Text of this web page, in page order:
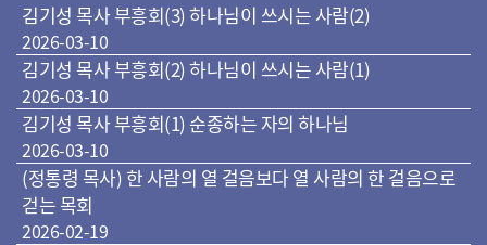
김기성 목사 부흥회(3) 하나님이 쓰시는 사람(2)
2026-03-10
김기성 목사 부흥회(2) 하나님이 쓰시는 사람(1)
2026-03-10
김기성 목사 부흥회(1) 순종하는 자의 하나님
2026-03-10
(정통령 목사) 한 사람의 열 걸음보다 열 사람의 한 걸음으로
걷는 목회
2026-02-19